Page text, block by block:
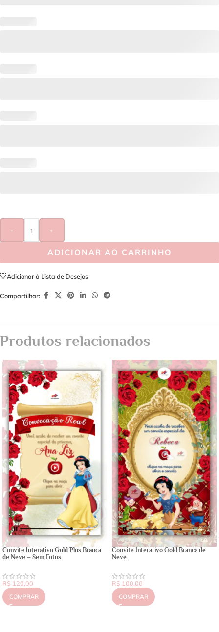
- +
ADICIONAR AO CARRINHO
Adicionar à Lista de Desejos
Compartilhar:
Produtos relacionados
Convite Interativo Gold Plus Branca
de Neve – Sem Fotos
R$ 120,00
COMPRAR
Convite Interativo Gold Branca de
Neve
R$ 100,00
COMPRAR